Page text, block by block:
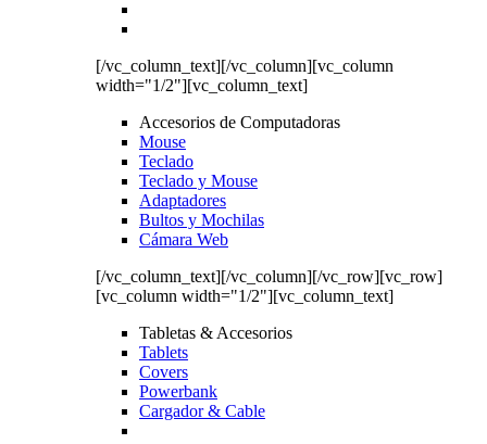
[/vc_column_text][/vc_column][vc_column
width="1/2"][vc_column_text]
Accesorios de Computadoras
Mouse
Teclado
Teclado y Mouse
Adaptadores
Bultos y Mochilas
Cámara Web
[/vc_column_text][/vc_column][/vc_row][vc_row]
[vc_column width="1/2"][vc_column_text]
Tabletas & Accesorios
Tablets
Covers
Powerbank
Cargador & Cable